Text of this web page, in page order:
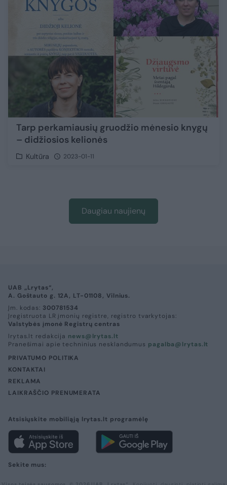
Tarp perkamiausių gruodžio mėnesio knygų
– didžiosios kelionės
Kultūra 2023-01-11
Daugiau naujienų
UAB „Lrytas“,
A. Goštauto g. 12A, LT-01108, Vilnius.
Įm. kodas: 300781534
Įregistruota LR įmonių registre, registro tvarkytojas:
Valstybės įmonė Registrų centras
lrytas.lt redakcija news@lrytas.lt
Pranešimai apie techninius nesklandumus pagalba@lrytas.lt
PRIVATUMO POLITIKA
KONTAKTAI
REKLAMA
LAIKRAŠČIO PRENUMERATA
Atsisiųskite mobiliąją lrytas.lt programėlę
Sekite mus: